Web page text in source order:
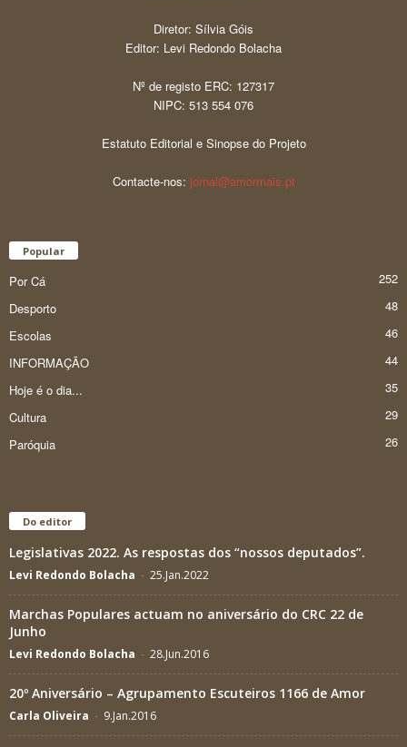
Diretor: Sílvia Góis
Editor: Levi Redondo Bolacha
Nº de registo ERC: 127317
NIPC: 513 554 076
Estatuto Editorial e Sinopse do Projeto
Contacte-nos: jornal@amormais.pt
Popular
Por Cá
252
Desporto
48
Escolas
46
INFORMAÇÃO
44
Hoje é o dia...
35
Cultura
29
Paróquia
26
Do editor
Legislativas 2022. As respostas dos “nossos deputados”.
Levi Redondo Bolacha - 25.Jan.2022
Marchas Populares actuam no aniversário do CRC 22 de
Junho
Levi Redondo Bolacha - 28.Jun.2016
20º Aniversário – Agrupamento Escuteiros 1166 de Amor
Carla Oliveira - 9.Jan.2016